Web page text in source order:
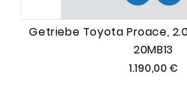
Getriebe Toyota Proace,
20MB13
1.190,00 €